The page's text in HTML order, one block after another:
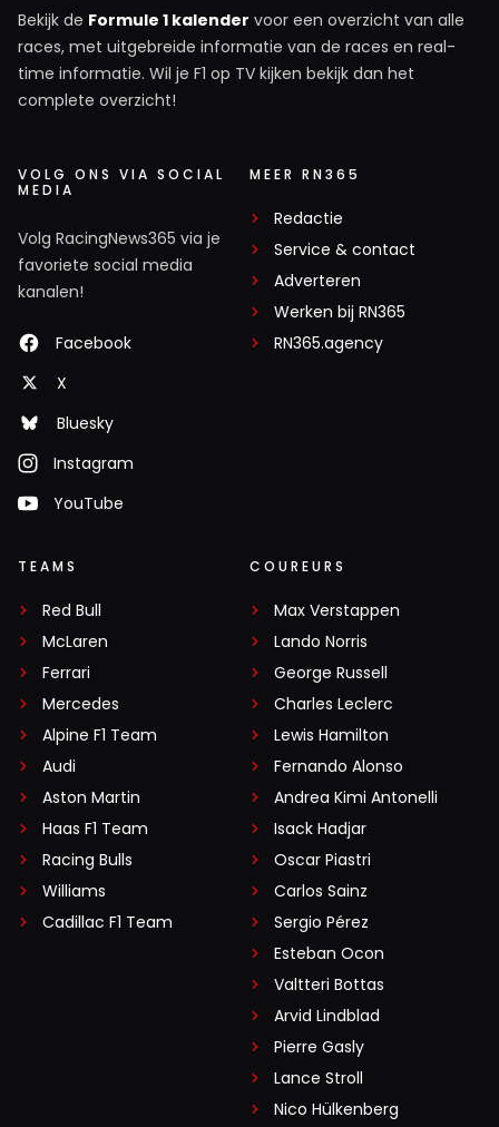
Bekijk de Formule 1 kalender voor een overzicht van alle
races, met uitgebreide informatie van de races en real-
time informatie. Wil je F1 op TV kijken bekijk dan het
complete overzicht!
VOLG ONS VIA SOCIAL
MEDIA
Volg RacingNews365 via je
favoriete social media
kanalen!
Facebook
X
Bluesky
Instagram
YouTube
MEER RN365
Redactie
Service & contact
Adverteren
Werken bij RN365
RN365.agency
TEAMS
Red Bull
McLaren
Ferrari
Mercedes
Alpine F1 Team
Audi
Aston Martin
Haas F1 Team
Racing Bulls
Williams
Cadillac F1 Team
COUREURS
Max Verstappen
Lando Norris
George Russell
Charles Leclerc
Lewis Hamilton
Fernando Alonso
Andrea Kimi Antonelli
Isack Hadjar
Oscar Piastri
Carlos Sainz
Sergio Pérez
Esteban Ocon
Valtteri Bottas
Arvid Lindblad
Pierre Gasly
Lance Stroll
Nico Hülkenberg